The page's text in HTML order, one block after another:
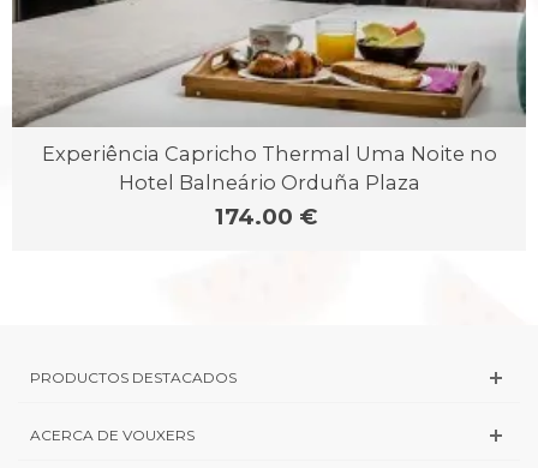
Experiência Capricho Thermal Uma Noite no
Hotel Balneário Orduña Plaza
174.00 €
PRODUCTOS DESTACADOS
ACERCA DE VOUXERS